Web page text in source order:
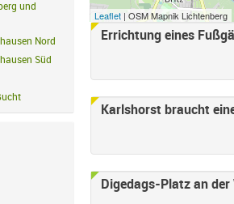
und
Wartenberg und Falkenberg Filter anwenden
Nord
Neu-Hohenschönhausen Nord Filter
Süd
Neu-Lichtenberg Filter anwenden
Rummelsburger Bucht Filter anwenden
Filter anwenden
Leaflet | OSM Mapnik Lichtenberg
Errichtung eines
Karlshorst braucht
Digedags-Platz an der
Seiten